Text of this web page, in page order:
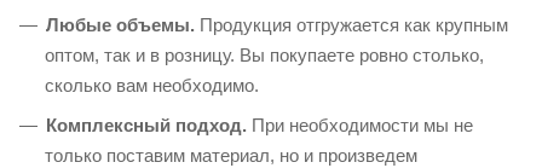
Любые объемы. Продукция отгружается как крупным
оптом, так и в розницу. Вы покупаете ровно столько,
сколько вам необходимо.
Комплексный подход. При необходимости мы не
только поставим материал, но и произведем